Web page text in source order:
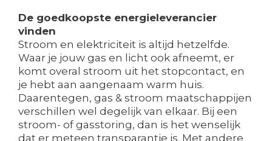
De goedkoopste energieleverancier
vinden
Stroom en elektriciteit is altijd hetzelfde.
Waar je jouw gas en licht ook afneemt, er
komt overal stroom uit het stopcontact, en
je hebt aan aangenaam warm huis.
Daarentegen, gas & stroom maatschappijen
verschillen wel degelijk van elkaar. Bij een
stroom- of gasstoring, dan is het wenselijk
dat er meteen transparantie is. Met andere